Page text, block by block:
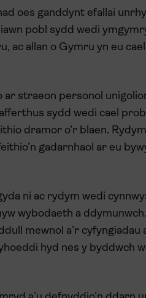
oes ganddynt efallai
pobl sydd wedi
ac allan o Gymru yn eu
ar straeon personol
sydd wedi cael
dramor o’r blaen.
gadarnhaol ar eu
ni ac rydym wedi
wybodaeth a
mewnol a’r cyfyngiadau
hyd nes y byddwch